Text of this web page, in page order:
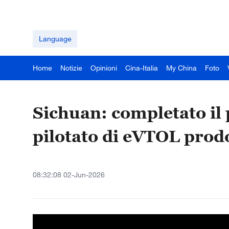
Language
Home Notizie Opinioni Cina-Italia My China Foto
Sichuan: completato
pilotato di eVTOL
08:32:08 02-Jun-2026